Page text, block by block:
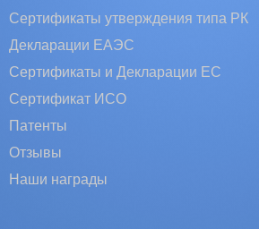
Сертификаты утверждения типа РК
Декларации ЕАЭС
Сертификаты и Декларации EC
Сертификат ИСО
Патенты
Отзывы
Наши награды